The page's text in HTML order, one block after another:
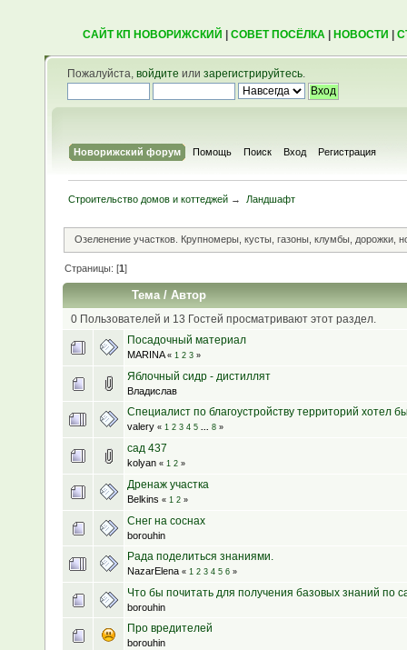
САЙТ КП НОВОРИЖСКИЙ СОВЕТ ПОСЁЛКА| НОВОСТИ
Пожалуйста, войдите или зарегистрируйтесь.
Новорижский форум Помощь Поиск Вход Регистрация
Строительство домов и коттеджей → Ландшафт
Озеленение участков. Крупномеры, кусты, газоны, клумбы,
Страницы: [1]
Тема /Автор
0 Пользователей и 13 Гостей просматривают этот раздел.
Посадочный материал
MARINA « 1 2 3 »
Яблочный сидр - дистиллят
Владислав
Специалист по благоустройству территорий хотел
valery « 1 2 3 4 5 8 »
сад 437
kolyan « 1 2 »
Дренаж участка
Belkins « 1 2 »
Снег на соснах
borouhin
Рада поделиться знаниями.
NazarElena « 1 2 3 4 5 6 »
Что бы почитать для получения базовых знаний по
borouhin
Про вредителей
borouhin